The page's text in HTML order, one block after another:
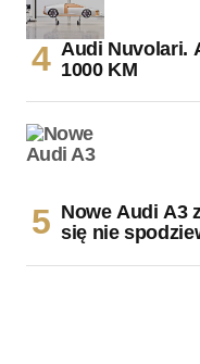
Audi Nuvolari.
1000 KM
Nowe Audi A3
się nie